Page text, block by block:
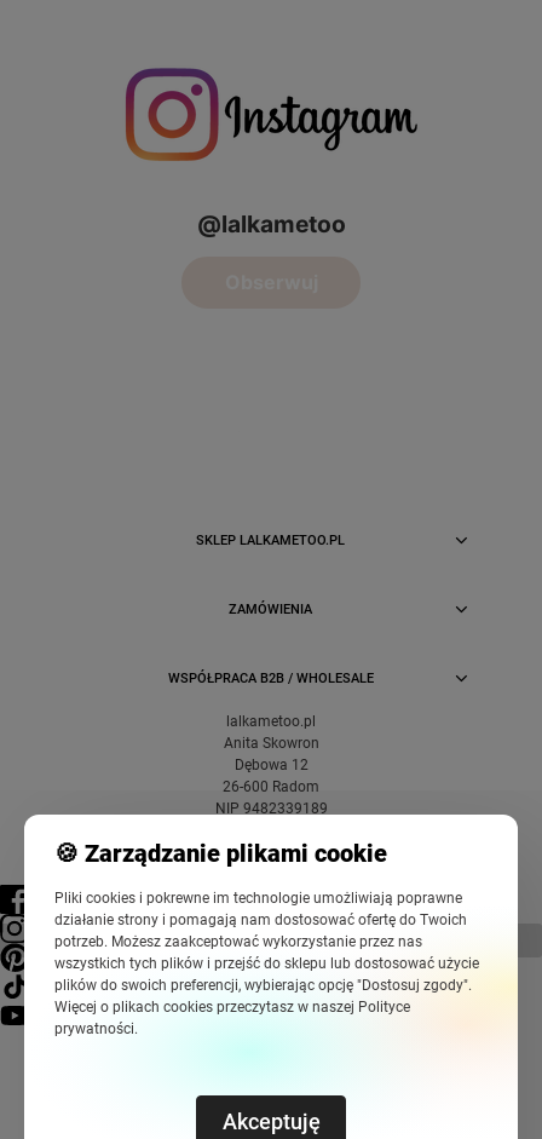
SKLEP LALKAMETOO.PL
ZAMÓWIENIA
WSPÓŁPRACA B2B / WHOLESALE
lalkametoo.pl
Anita Skowron
Dębowa 12
26-600 Radom
NIP 9482339189
pokaż pełną wersję strony
Sklep internetowy Shoper Premium Szablony Shoper Modern™
🍪 Zarządzanie plikami cookie
Pliki cookies i pokrewne im technologie umożliwiają poprawne
działanie strony i pomagają nam dostosować ofertę do Twoich
potrzeb. Możesz zaakceptować wykorzystanie przez nas
wszystkich tych plików i przejść do sklepu lub dostosować użycie
plików do swoich preferencji, wybierając opcję "Dostosuj zgody".
Więcej o plikach cookies przeczytasz w naszej Polityce
prywatności.
Akceptuję